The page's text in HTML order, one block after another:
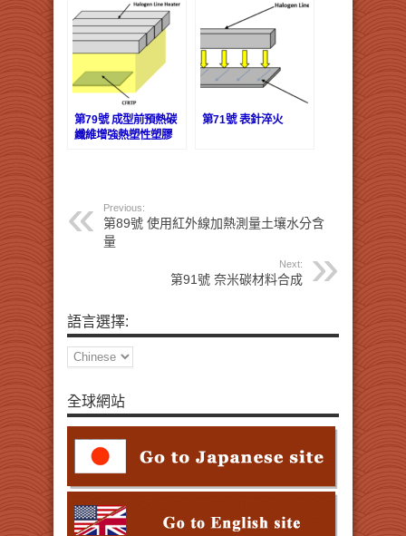
第79號 成型前預熱碳
纖維增強熱塑性塑膠
第71號 表針淬火
Previous:
第89號 使用紅外線加熱測量土壤水分含
量
Next:
第91號 奈米碳材料合成
語言選擇:
全球網站